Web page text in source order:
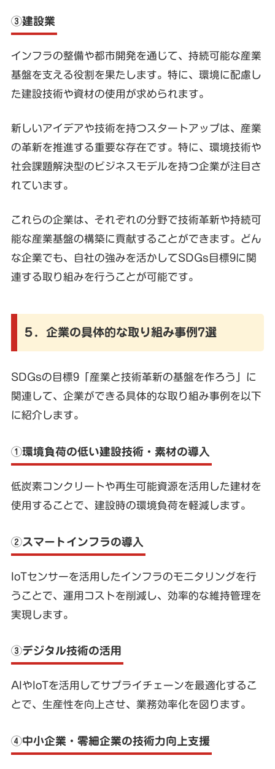
③建設業
インフラの整備や都市開発を通じて、持続可能な産業
基盤を支える役割を果たします。特に、環境に配慮し
た建設技術や資材の使用が求められます。
新しいアイデアや技術を持つスタートアップは、産業
の革新を推進する重要な存在です。特に、環境技術や
社会課題解決型のビジネスモデルを持つ企業が注目さ
れています。
これらの企業は、それぞれの分野で技術革新や持続可
能な産業基盤の構築に貢献することができます。どん
な企業でも、自社の強みを活かしてSDGs目標9に関
連する取り組みを行うことが可能です。
５．企業の具体的な取り組み事例7選
SDGsの目標9「産業と技術革新の基盤を作ろう」に
関連して、企業ができる具体的な取り組み事例を以下
に紹介します。
①環境負荷の低い建設技術・素材の導入
低炭素コンクリートや再生可能資源を活用した建材を
使用することで、建設時の環境負荷を軽減します。
②スマートインフラの導入
IoTセンサーを活用したインフラのモニタリングを行
うことで、運用コストを削減し、効率的な維持管理を
実現します。
③デジタル技術の活用
AIやIoTを活用してサプライチェーンを最適化するこ
とで、生産性を向上させ、業務効率化を図ります。
④中小企業・零細企業の技術力向上支援